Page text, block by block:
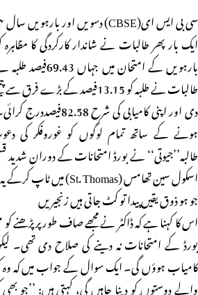
ایک بار پھر طالبات نے شاندار کارکردگی کا
بارہویں کے
طالبات نے طلبہ کو 13.15فیصد
دی اور اپنی کامیابی کی
ہونے کے ساتھ تمام لوگوں کو غوروفکر کی
طالبہ’’جیوتی‘‘ نے بورڈ امتحانات کے دوران
اسکول سین تھامس (St. Thomas) میں ٹاپ کرکے یہ ثابت کردیا کہ :
جو ہو ذوق یقیں پیدا تو کٹ جاتی ہیں زنجیریں
اس کا کہنا ہے کہ ڈاکٹر نے مجھے صاف طور پر پڑھنے
بورڈ کے امتحانات نہ دینے کی صلاح دی تھی۔
کامیاب ہوؤں گی۔ ایک سوال کے جواب میں کہ وہ
والے دوستوں کو دینا چاہیں گی، کہتی ہیں: ’’جو